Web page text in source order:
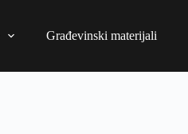
Građevinski materijali